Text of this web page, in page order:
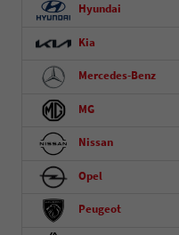
Hyundai
Kia
Mercedes-Benz
MG
Nissan
Opel
Peugeot